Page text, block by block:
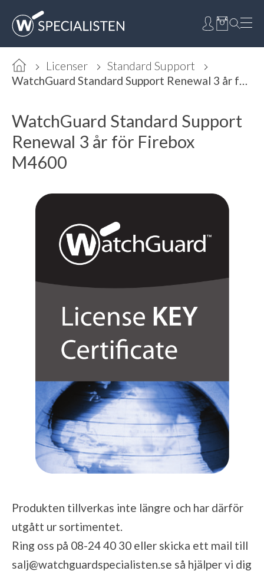
Licenser
Standard Support
WatchGuard Standard Support Renewal 3 år för Firebox M4600
WatchGuard Standard Support
Renewal 3 år för Firebox
M4600
Produkten tillverkas inte längre och har därför
utgått ur sortimentet.
Ring oss på 08-24 40 30 eller skicka ett mail till
salj@watchguardspecialisten.se så hjälper vi dig